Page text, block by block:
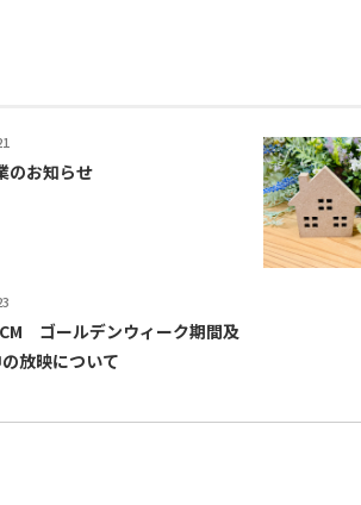
のお知らせ
ゴールデンウィーク期間及
放映について